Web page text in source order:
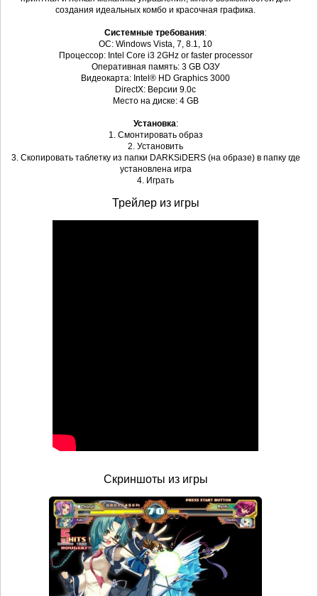
создания идеальных комбо и красочная графика.
Системные требования:
ОС: Windows Vista, 7, 8.1, 10
Процессор: Intel Core i3 2GHz or faster processor
Оперативная память: 3 GB ОЗУ
Видеокарта: Intel® HD Graphics 3000
DirectX: Версии 9.0c
Место на диске: 4 GB
Установка:
1. Смонтировать образ
2. Установить
3. Скопировать таблетку из папки DARKSiDERS (на образе) в папку где
установлена игра
4. Играть
Трейлер из игры
Скриншоты из игры